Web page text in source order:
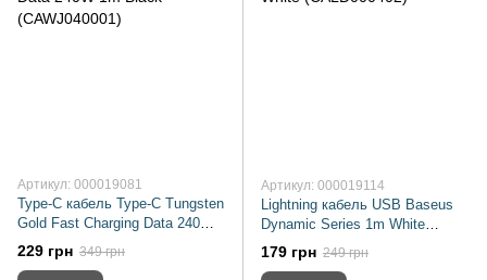
Артикул: 000019081
Type-C кабель Type-C Tungsten
Gold Fast Charging Data 240W
1m Black (CAWJ040001)
229 грн 349 грн
Артикул: 000019114
Lightning кабель USB Baseus
Dynamic Series 1m White
(CALD000402)
179 грн 249 грн